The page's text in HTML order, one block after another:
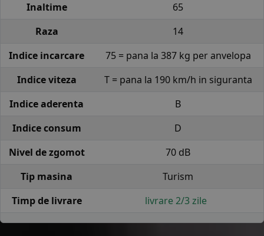
Inaltime
65
Raza
14
Indice incarcare
75 = pana la 387 kg per anvelopa
Indice viteza
T = pana la 190 km/h in siguranta
Indice aderenta
B
Indice consum
D
Nivel de zgomot
70 dB
Tip masina
Turism
Timp de livrare
livrare 2/3 zile